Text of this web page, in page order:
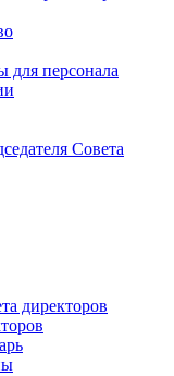
персонала
Совета
директоров